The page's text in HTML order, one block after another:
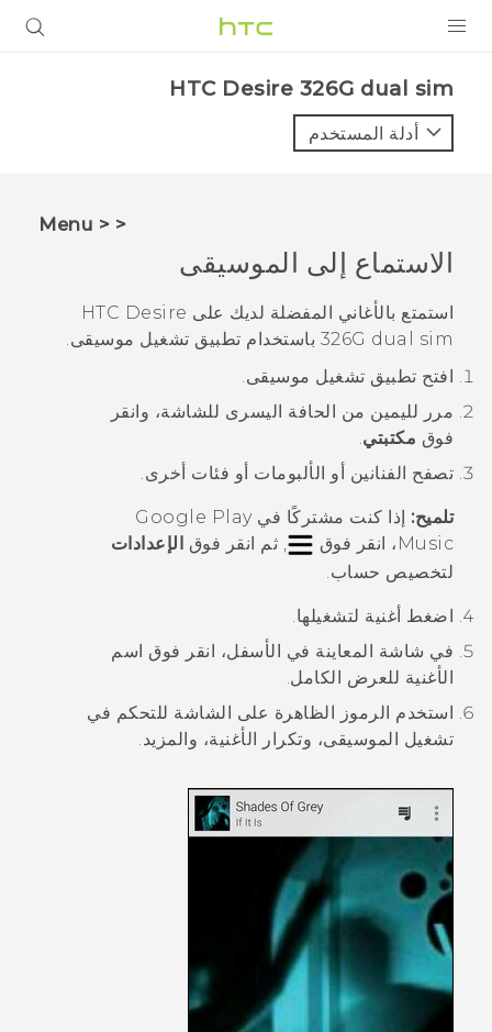
VIVE
VIVERSE
البرامج + التطبيقات
الدعم
HTC Desire 326G dual sim‎
أدلة المستخدم
< < Menu
الاستماع إلى الموسيقى
استمتع بالأغاني المفضلة لديك على HTC Desire
326G dual sim باستخدام تطبيق تشغيل موسيقى.
افتح تطبيق تشغيل موسيقى.
مرر لليمين من الحافة اليسرى للشاشة، وانقر
فوق مكتبتي.
تصفح الفنانين أو الألبومات أو فئات أخرى.
تلميح:
إذا كنت مشتركًا في Google Play
Music، انقر فوق
, ثم انقر فوق
الإعدادات
لتخصيص حساب.
اضغط أغنية لتشغيلها.
في شاشة المعاينة في الأسفل، انقر فوق اسم
الأغنية للعرض الكامل.
استخدم الرموز الظاهرة على الشاشة للتحكم في
تشغيل الموسيقى، وتكرار الأغنية، والمزيد.